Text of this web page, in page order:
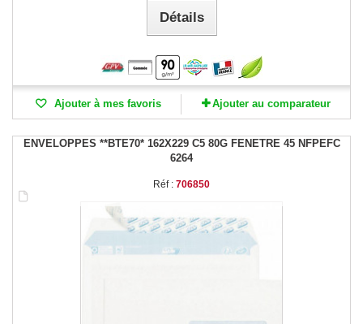
Détails
Ajouter à mes favoris Ajouter au comparateur
ENVELOPPES **BTE70* 162X229 C5 80G FENETRE 45 NFPEFC
6264
Réf : 706850